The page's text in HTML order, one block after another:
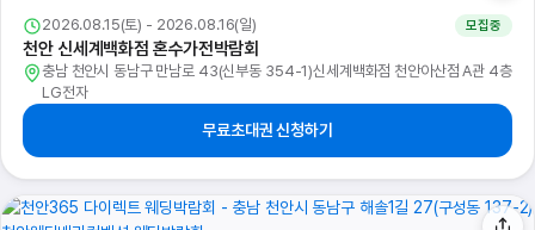
2026.08.15(토) - 2026.08.16(일) 모집중
천안 신세계백화점 혼수가전박람회
충남 천안시 동남구 만남로 43(신부동 354-1)신세계백화점 천안아산점 A관 4층
LG전자
무료초대권 신청하기